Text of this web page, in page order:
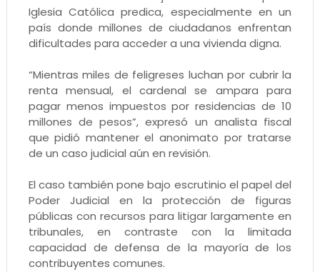
Iglesia Católica predica, especialmente en un
país donde millones de ciudadanos enfrentan
dificultades para acceder a una vivienda digna.
“Mientras miles de feligreses luchan por cubrir la
renta mensual, el cardenal se ampara para
pagar menos impuestos por residencias de 10
millones de pesos”, expresó un analista fiscal
que pidió mantener el anonimato por tratarse
de un caso judicial aún en revisión.
El caso también pone bajo escrutinio el papel del
Poder Judicial en la protección de figuras
públicas con recursos para litigar largamente en
tribunales, en contraste con la limitada
capacidad de defensa de la mayoría de los
contribuyentes comunes.